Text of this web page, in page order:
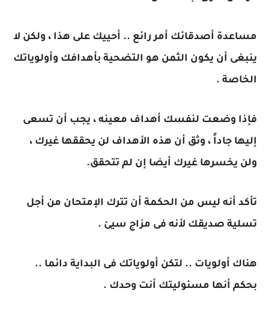
مساعدة أصدقائك أمر رائع .. أحييك على هذا ، ولكن لا
ينبغى أن يكون الثمن هو التضحية بأهدافك وأولوياتك
الخاصة .
فإذا وضعت لنفسك أهداف معينه ، يجب أن تسعى
إليها جاداً ، وثق أن هذه الأهداف لن يحققها غيرك ،
ولن يخسرها غيرك أيضا إن لم تتحقق.
تأكد أنه ليس من الحكمة أن تترك الإمتحان من أجل
تسلية صديقك لأنه فى مزاج سيئ .
هناك أولويات .. لتكن أولوياتك فى البداية دائما ..
بحكم أنها مسئوليتك أنت وحدك .